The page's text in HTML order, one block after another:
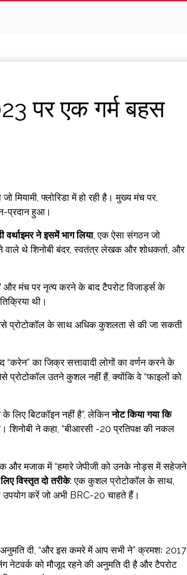
पर एक गर्म बहस
फ्लोरिडा में हो रही है। मुख्य मंच पर,
प्रदान हुआ।
ने इसमें भाग लिया, एक ऐसा संगठन जो
थे शिनोबी बंदर, स्वतंत्र लेखक और शोधकर्ता, और
और मंच पर नृत्य करने के बाद टैपरोट विजार्ड्स के
थी।
जैसे प्रोटोकॉल के साथ अधिक कुशलता से की जा सकती
का जिक्र सत्तावादी लोगों का वर्णन करने के
प्रोटोकॉल उतने कुशल नहीं हैं, क्योंकि वे “फाइलों को
लिए बिटकॉइन नहीं है”, लेकिननोट किया गया कि
शिनोबी ने कहा, “बीआरसी -20 प्रतिपक्ष की नकल
और मजाक में “हमारे जेपीजी को उनके नोड्स में सहेजने
विस्तृत दो तरीके: एक कुशल प्रोटोकॉल के साथ,
करें जो अभी BRC-20 चाहते हैं।
दी, “और इस कमरे में आप सभी ने” क्रमशः 2017
नेटवर्क को मौजूद रहने की अनुमति दी है और टैपरोट